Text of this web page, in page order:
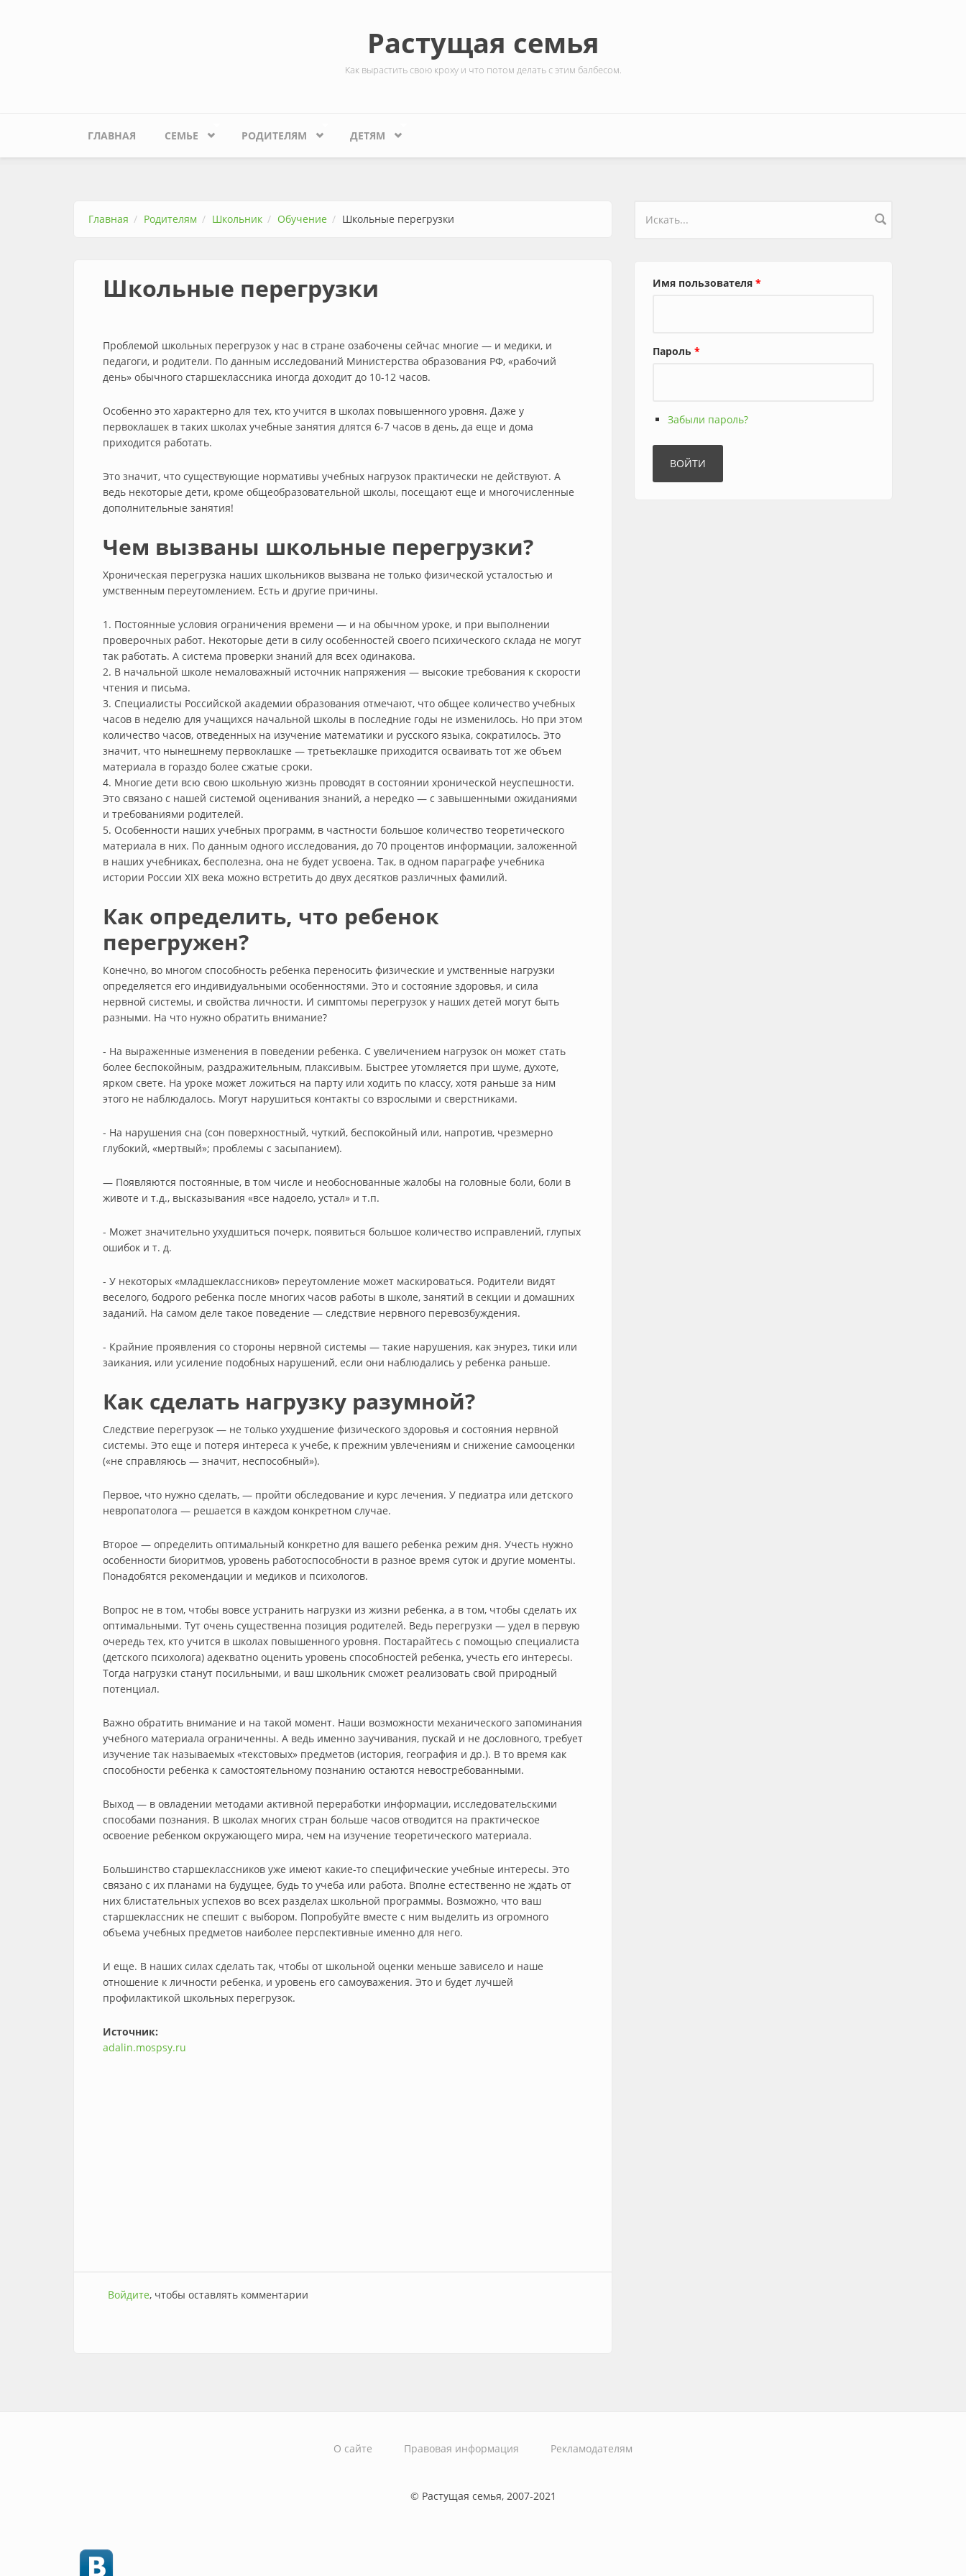
Растущая семья
Как вырастить свою кроху и что потом делать с этим балбесом.
ГЛАВНАЯ СЕМЬЕ РОДИТЕЛЯМ ДЕТЯМ
Главная Родителям Школьник Обучение Школьные перегрузки
Школьные перегрузки
Проблемой школьных перегрузок у нас в стране озабочены сейчас многие — и медики, и
педагоги, и родители. По данным исследований Министерства образования РФ, «рабочий
день» обычного старшеклассника иногда доходит до 10-12 часов.
Особенно это характерно для тех, кто учится в школах повышенного уровня. Даже у
первоклашек в таких школах учебные занятия длятся 6-7 часов в день, да еще и дома
приходится работать.
Это значит, что существующие нормативы учебных нагрузок практически не действуют. А
ведь некоторые дети, кроме общеобразовательной школы, посещают еще и многочисленные
дополнительные занятия!
Чем вызваны школьные перегрузки?
Хроническая перегрузка наших школьников вызвана не только физической усталостью и
умственным переутомлением. Есть и другие причины.
1. Постоянные условия ограничения времени — и на обычном уроке, и при выполнении
проверочных работ. Некоторые дети в силу особенностей своего психического склада не могут
так работать. А система проверки знаний для всех одинакова.
2. В начальной школе немаловажный источник напряжения — высокие требования к скорости
чтения и письма.
3. Специалисты Российской академии образования отмечают, что общее количество учебных
часов в неделю для учащихся начальной школы в последние годы не изменилось. Но при этом
количество часов, отведенных на изучение математики и русского языка, сократилось. Это
значит, что нынешнему первоклашке — третьеклашке приходится осваивать тот же объем
материала в гораздо более сжатые сроки.
4. Многие дети всю свою школьную жизнь проводят в состоянии хронической неуспешности.
Это связано с нашей системой оценивания знаний, а нередко — с завышенными ожиданиями
и требованиями родителей.
5. Особенности наших учебных программ, в частности большое количество теоретического
материала в них. По данным одного исследования, до 70 процентов информации, заложенной
в наших учебниках, бесполезна, она не будет усвоена. Так, в одном параграфе учебника
истории России XIX века можно встретить до двух десятков различных фамилий.
Как определить, что ребенок
перегружен?
Конечно, во многом способность ребенка переносить физические и умственные нагрузки
определяется его индивидуальными особенностями. Это и состояние здоровья, и сила
нервной системы, и свойства личности. И симптомы перегрузок у наших детей могут быть
разными. На что нужно обратить внимание?
- На выраженные изменения в поведении ребенка. С увеличением нагрузок он может стать
более беспокойным, раздражительным, плаксивым. Быстрее утомляется при шуме, духоте,
ярком свете. На уроке может ложиться на парту или ходить по классу, хотя раньше за ним
этого не наблюдалось. Могут нарушиться контакты со взрослыми и сверстниками.
- На нарушения сна (сон поверхностный, чуткий, беспокойный или, напротив, чрезмерно
глубокий, «мертвый»; проблемы с засыпанием).
— Появляются постоянные, в том числе и необоснованные жалобы на головные боли, боли в
животе и т.д., высказывания «все надоело, устал» и т.п.
- Может значительно ухудшиться почерк, появиться большое количество исправлений, глупых
ошибок и т. д.
- У некоторых «младшеклассников» переутомление может маскироваться. Родители видят
веселого, бодрого ребенка после многих часов работы в школе, занятий в секции и домашних
заданий. На самом деле такое поведение — следствие нервного перевозбуждения.
- Крайние проявления со стороны нервной системы — такие нарушения, как энурез, тики или
заикания, или усиление подобных нарушений, если они наблюдались у ребенка раньше.
Как сделать нагрузку разумной?
Следствие перегрузок — не только ухудшение физического здоровья и состояния нервной
системы. Это еще и потеря интереса к учебе, к прежним увлечениям и снижение самооценки
(«не справляюсь — значит, неспособный»).
Первое, что нужно сделать, — пройти обследование и курс лечения. У педиатра или детского
невропатолога — решается в каждом конкретном случае.
Второе — определить оптимальный конкретно для вашего ребенка режим дня. Учесть нужно
особенности биоритмов, уровень работоспособности в разное время суток и другие моменты.
Понадобятся рекомендации и медиков и психологов.
Вопрос не в том, чтобы вовсе устранить нагрузки из жизни ребенка, а в том, чтобы сделать их
оптимальными. Тут очень существенна позиция родителей. Ведь перегрузки — удел в первую
очередь тех, кто учится в школах повышенного уровня. Постарайтесь с помощью специалиста
(детского психолога) адекватно оценить уровень способностей ребенка, учесть его интересы.
Тогда нагрузки станут посильными, и ваш школьник сможет реализовать свой природный
потенциал.
Важно обратить внимание и на такой момент. Наши возможности механического запоминания
учебного материала ограниченны. А ведь именно заучивания, пускай и не дословного, требует
изучение так называемых «текстовых» предметов (история, география и др.). В то время как
способности ребенка к самостоятельному познанию остаются невостребованными.
Выход — в овладении методами активной переработки информации, исследовательскими
способами познания. В школах многих стран больше часов отводится на практическое
освоение ребенком окружающего мира, чем на изучение теоретического материала.
Большинство старшеклассников уже имеют какие-то специфические учебные интересы. Это
связано с их планами на будущее, будь то учеба или работа. Вполне естественно не ждать от
них блистательных успехов во всех разделах школьной программы. Возможно, что ваш
старшеклассник не спешит с выбором. Попробуйте вместе с ним выделить из огромного
объема учебных предметов наиболее перспективные именно для него.
И еще. В наших силах сделать так, чтобы от школьной оценки меньше зависело и наше
отношение к личности ребенка, и уровень его самоуважения. Это и будет лучшей
профилактикой школьных перегрузок.
Источник:
adalin.mospsy.ru
Войдите, чтобы оставлять комментарии
Форма поиска
Имя пользователя *
Пароль *
Забыли пароль?
О сайте Правовая информация Рекламодателям
© Растущая семья, 2007-2021